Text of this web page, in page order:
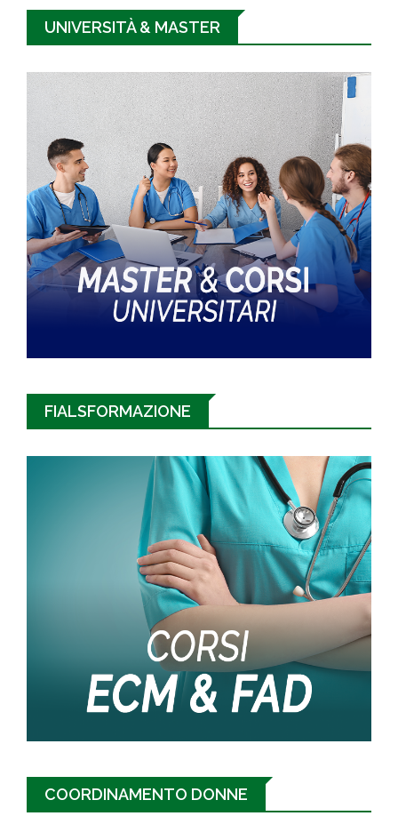
UNIVERSITÀ & MASTER
FIALSFORMAZIONE
COORDINAMENTO DONNE